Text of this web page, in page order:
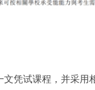
凭试课程，并采用